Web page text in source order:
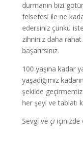
durmanın bizi
felsefesi ile ne
edersiniz çünkü
zihniniz daha
başarırsınız.
100 yaşına kadar
yaşadığımız
şekilde geçirmemiz
her şeyi ve tabiatı
Sevgi ve çi içinizde